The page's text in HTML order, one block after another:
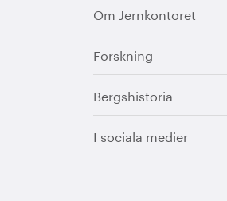
Om Jernkontoret
Forskning
Bergshistoria
I sociala medier